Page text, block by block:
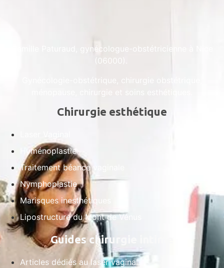
Camille Paturaud, gynécologue-obstétricienne à Nice
(06000).
Chirurgie esthétique
Hyménoplastie
Traitement béance vaginale
Nymphoplastie
Marisques inesthétiques
Lipostructure du Mont de Vénus
Guides chirurgie intime
Articles dédiés au laser vaginal